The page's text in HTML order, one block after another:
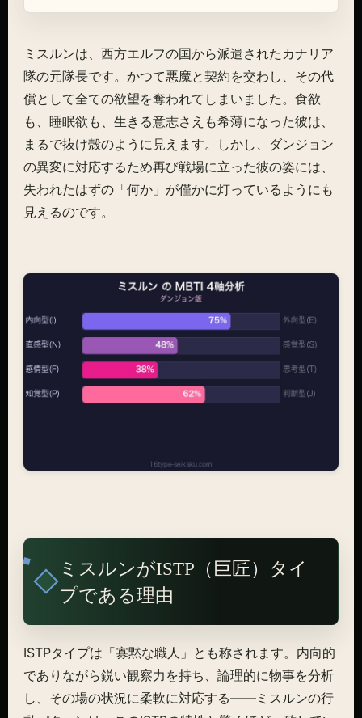
ミスルンは、西方エルフの国から派遣されたカナリア
隊の元隊長です。かつて悪魔と契約を交わし、その代
償として全ての欲望を奪われてしまいました。食欲
も、睡眠欲も、生きる意志さえも希薄になった彼は、
まるで抜け殻のように見えます。しかし、ダンジョン
の異変に対応するため再び戦場に立った彼の姿には、
失われたはずの「何か」が僅かに灯っているようにも
見えるのです。
ミスルンがISTP（巨匠）タイ
プである理由
ISTPタイプは「寡黙な職人」とも称されます。内向的
でありながら鋭い観察力を持ち、論理的に物事を分析
し、その場の状況に柔軟に対応する――ミスルンの行